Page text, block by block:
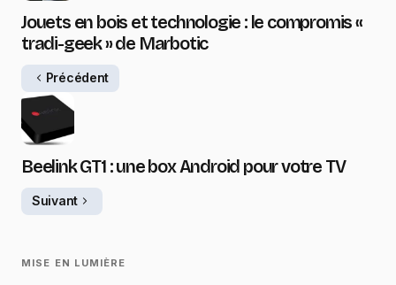
Jouets en bois et technologie : le compromis «
tradi-geek » de Marbotic
Précédent
Beelink GT1 : une box Android pour votre TV
Suivant
MISE EN LUMIÈRE